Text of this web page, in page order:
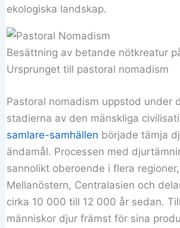
ekologiska landskap.
Besättning av betande nötkreatur
Ursprunget till pastoral nomadism
Pastoral nomadism uppstod under
stadierna av den mänskliga
samlare-samhällen började tämja
ändamål. Processen med
sannolikt oberoende i flera
Mellanöstern, Centralasien och
cirka 10 000 till 12 000 år sedan.
människor djur främst för sina